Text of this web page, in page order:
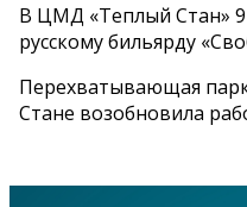
В ЦМД «Теплый Стан»
русскому бильярду
Перехватывающая
Стане возобновила